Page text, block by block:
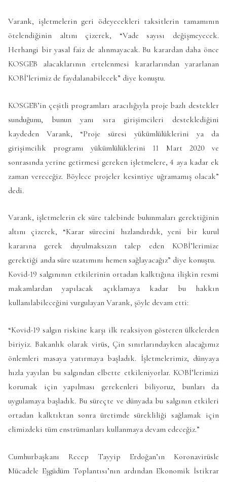
Varank, işletmelerin geri ödeyecekleri taksitlerin tamamının
ötelendiğinin altını çizerek, “Vade sayısı değişmeyecek.
Herhangi bir yasal faiz de alınmayacak. Bu karardan daha önce
KOSGEB alacaklarının ertelenmesi kararlarından yararlanan
KOBİ’lerimiz de faydalanabilecek” diye konuştu.
KOSGEB’in çeşitli programları aracılığıyla proje bazlı destekler
sunduğunu, bunun yanı sıra girişimcileri desteklediğini
kaydeden Varank, “Proje süresi yükümlülüklerini ya da
girişimcilik programı yükümlülüklerini 11 Mart 2020 ve
sonrasında yerine getirmesi gereken işletmelere, 4 aya kadar ek
zaman vereceğiz. Böylece projeler kesintiye uğramamış olacak”
dedi.
Varank, işletmelerin ek süre talebinde bulunmaları gerektiğinin
altını çizerek, “Karar sürecini hızlandırdık, yeni bir kurul
kararına gerek duyulmaksızın talep eden KOBİ’lerimize
gerektiği anda süre uzatımını hemen sağlayacağız” diye konuştu.
Kovid-19 salgınının etkilerinin ortadan kalktığına ilişkin resmi
makamlardan yapılacak açıklamaya kadar bu hakkın
kullanılabileceğini vurgulayan Varank, şöyle devam etti:
“Kovid-19 salgın riskine karşı ilk reaksiyon gösteren ülkelerden
biriyiz. Bakanlık olarak virüs, Çin sınırlarındayken alacağımız
önlemleri masaya yatırmaya başladık. İşletmelerimiz, dünyaya
hızla yayılan bu salgından elbette etkileniyorlar. KOBİ’lerimizi
korumak için yapılması gerekenleri biliyoruz, bunları da
uygulamaya başladık. Bu süreçte ve dünyada bu salgının etkileri
ortadan kalktıktan sonra üretimde sürekliliği sağlamak için
elimizdeki tüm enstrümanları kullanmaya devam edeceğiz.”
Cumhurbaşkanı Recep Tayyip Erdoğan’ın Koronavirüsle
Mücadele Eşgüdüm Toplantısı’nın ardından Ekonomik İstikrar